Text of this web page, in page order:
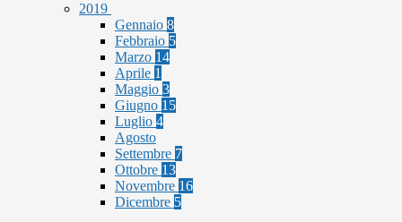
2019
Gennaio 8
Febbraio 5
Marzo 14
Aprile 1
Maggio 3
Giugno 15
Luglio 4
Agosto
Settembre 7
Ottobre 13
Novembre 16
Dicembre 5